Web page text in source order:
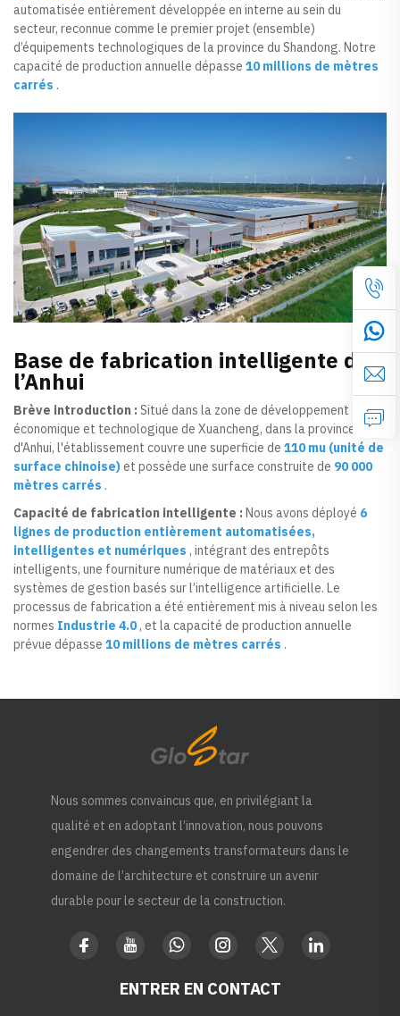
automatisée entièrement développée en interne au sein du
secteur, reconnue comme le premier projet (ensemble)
d’équipements technologiques de la province du Shandong. Notre
capacité de production annuelle dépasse 10 millions de mètres
carrés .
Base de fabrication intelligente de
l’Anhui
Brève introduction : Situé dans la zone de développement
économique et technologique de Xuancheng, dans la province
d'Anhui, l'établissement couvre une superficie de 110 mu (unité de
surface chinoise) et possède une surface construite de 90 000
mètres carrés .
Capacité de fabrication intelligente : Nous avons déployé 6
lignes de production entièrement automatisées,
intelligentes et numériques , intégrant des entrepôts
intelligents, une fourniture numérique de matériaux et des
systèmes de gestion basés sur l’intelligence artificielle. Le
processus de fabrication a été entièrement mis à niveau selon les
normes Industrie 4.0, et la capacité de production annuelle
prévue dépasse 10 millions de mètres carrés .
Nous sommes convaincus que, en privilégiant la
qualité et en adoptant l’innovation, nous pouvons
engendrer des changements transformateurs dans le
domaine de l’architecture et construire un avenir
durable pour le secteur de la construction.
ENTRER EN CONTACT